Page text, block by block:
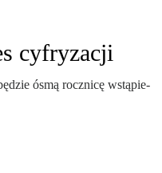
cyfryzacji
ósmą rocz­ni­cę wstą­pie­